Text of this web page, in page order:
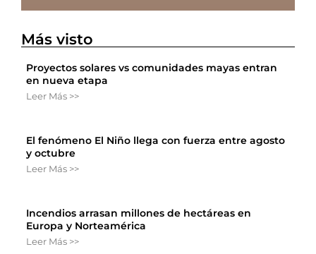
Más visto
Proyectos solares vs comunidades mayas entran
en nueva etapa
Leer Más >>
El fenómeno El Niño llega con fuerza entre agosto
y octubre
Leer Más >>
Incendios arrasan millones de hectáreas en
Europa y Norteamérica
Leer Más >>